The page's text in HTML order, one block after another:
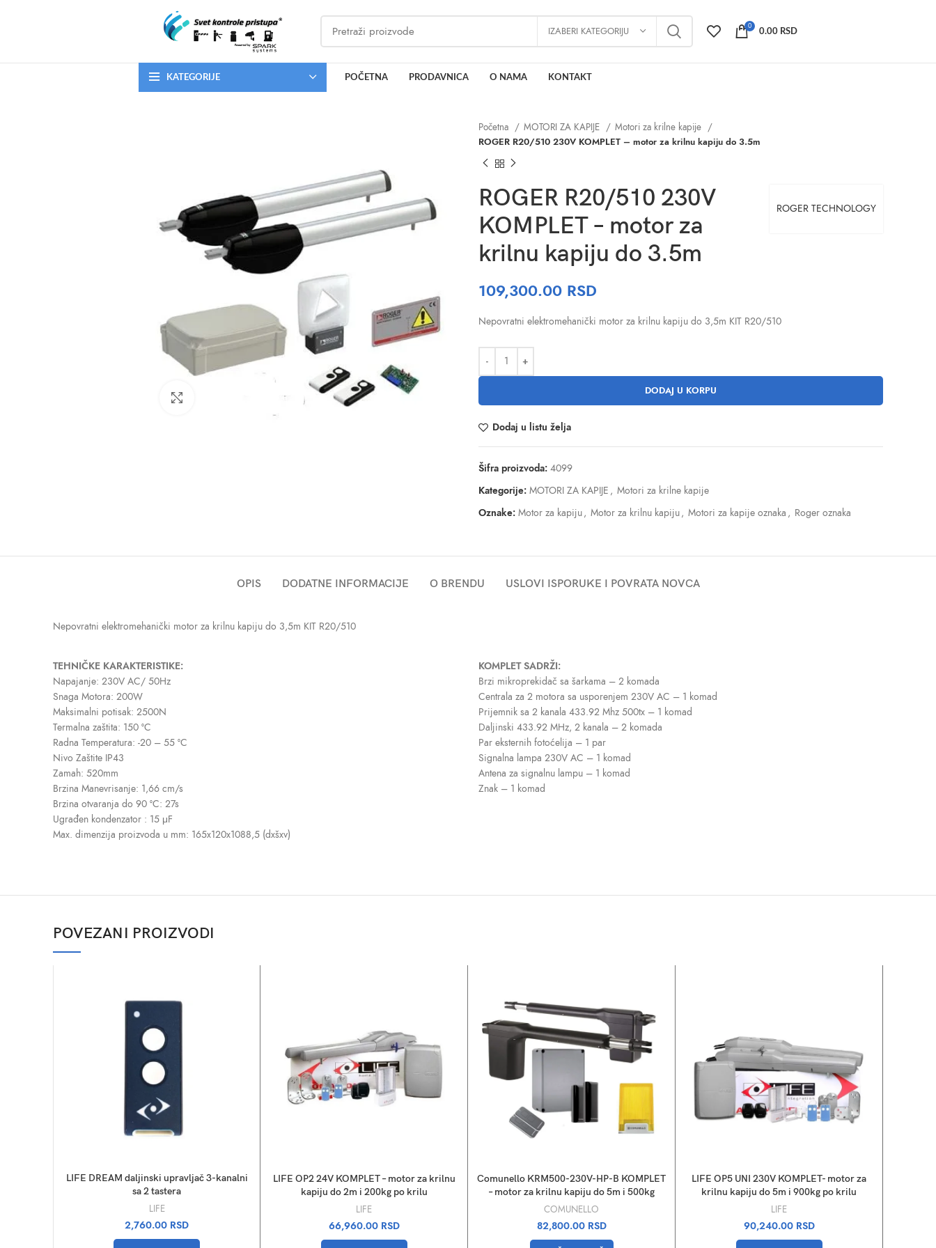
IZABERI KATEGORIJU 0
0.00 RSD
KATEGORIJE POČETNA PRODAVNICA O NAMA KONTAKT
Početna MOTORI ZA KAPIJE
Motori za krilne kapije
ROGER R20/510 230V KOMPLET – motor za krilnu kapiju do 3.5m
ROGER TECHNOLOGY
ROGER R20/510 230V
KOMPLET – motor za
krilnu kapiju do 3.5m
109,300.00 RSD
Nepovratni elektromehanički motor za krilnu kapiju do 3,5m KIT R20/510
DODAJ U KORPU
Dodaj u listu želja
Šifra proizvoda: 4099
Kategorije: MOTORI ZA KAPIJE , Motori za krilne kapije
Oznake: Motor za kapiju, Motor za krilnu kapiju, Motori za kapije oznaka , Roger oznaka
OPIS DODATNE INFORMACIJE O BRENDU USLOVI ISPORUKE I POVRATA NOVCA
Nepovratni elektromehanički motor za krilnu kapiju do 3,5m KIT R20/510
TEHNIČKE KARAKTERISTIKE:
Napajanje: 230V AC/ 50Hz
Snaga Motora: 200W
Maksimalni potisak: 2500N
Termalna zaštita: 150 °C
Radna Temperatura: -20 – 55 °C
Nivo Zaštite IP43
Zamah: 520mm
Brzina Manevrisanje: 1,66 cm/s
Brzina otvaranja do 90 °C: 27s
Ugrađen kondenzator : 15 μF
Max. dimenzija proizvoda u mm: 165x120x1088,5 (dxšxv)
KOMPLET SADRŽI:
Brzi mikroprekidač sa šarkama – 2 komada
Centrala za 2 motora sa usporenjem 230V AC – 1 komad
Prijemnik sa 2 kanala 433.92 Mhz 500tx – 1 komad
Daljinski 433.92 MHz, 2 kanala – 2 komada
Par eksternih fotoćelija – 1 par
Signalna lampa 230V AC – 1 komad
Antena za signalnu lampu – 1 komad
Znak – 1 komad
POVEZANI PROIZVODI
LIFE DREAM daljinski upravljač 3-kanalni
sa 2 tastera
LIFE
2,760.00 RSD
LIFE OP2 24V KOMPLET – motor za krilnu
kapiju do 2m i 200kg po krilu
LIFE
66,960.00 RSD
Comunello KRM500-230V-HP-B KOMPLET
– motor za krilnu kapiju do 5m i 500kg
COMUNELLO
82,800.00 RSD
LIFE OP5 UNI 230V KOMPLET- motor za
krilnu kapiju do 5m i 900kg po krilu
LIFE
90,240.00 RSD